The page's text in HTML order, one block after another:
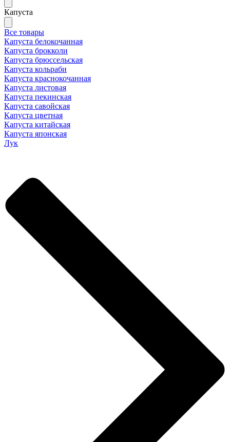
Капуста
Все товары
Капуста белокочанная
Капуста брокколи
Капуста брюссельская
Капуста кольраби
Капуста краснокочанная
Капуста листовая
Капуста пекинская
Капуста савойская
Капуста цветная
Капуста китайская
Капуста японская
Лук